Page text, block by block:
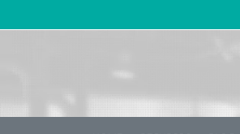
Navegación principal